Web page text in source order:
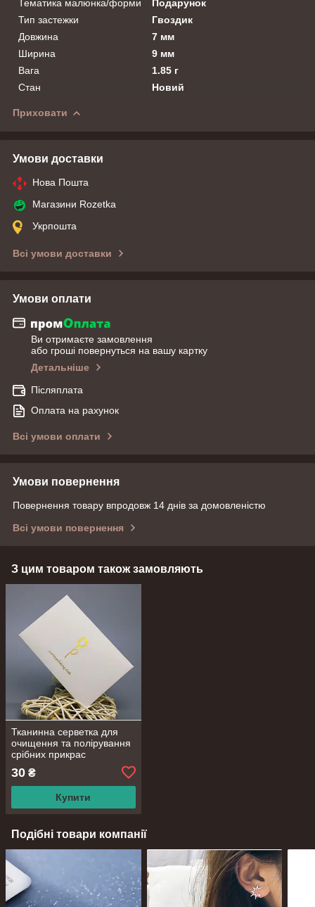
Тематика малюнка/форми
Подарунок
Тип застежки
Гвоздик
Довжина
7 мм
Ширина
9 мм
Вага
1.85 г
Стан
Новий
Приховати
Умови доставки
Нова Пошта
Магазини Rozetka
Укрпошта
Всі умови доставки
Умови оплати
Ви отримаєте замовлення
або гроші повернуться на вашу картку
Детальніше
Післяплата
Оплата на рахунок
Всі умови оплати
Умови повернення
Повернення товару впродовж 14 днів за домовленістю
Всі умови повернення
З цим товаром також замовляють
Тканинна серветка для
очищення та полірування
срібних прикрас
30 ₴
Купити
Подібні товари компанії